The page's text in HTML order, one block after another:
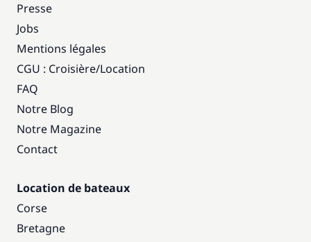
Presse
Jobs
Mentions légales
CGU : Croisière/Location
FAQ
Notre Blog
Notre Magazine
Contact
Location de bateaux
Corse
Bretagne